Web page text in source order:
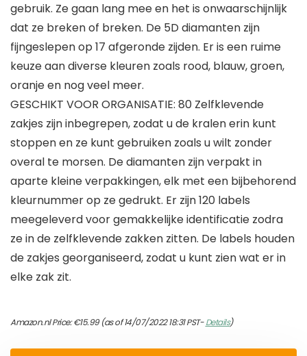
gebruik. Ze gaan lang mee en het is onwaarschijnlijk
dat ze breken of breken. De 5D diamanten zijn
fijngeslepen op 17 afgeronde zijden. Er is een ruime
keuze aan diverse kleuren zoals rood, blauw, groen,
oranje en nog veel meer.
GESCHIKT VOOR ORGANISATIE: 80 Zelfklevende
zakjes zijn inbegrepen, zodat u de kralen erin kunt
stoppen en ze kunt gebruiken zoals u wilt zonder
overal te morsen. De diamanten zijn verpakt in
aparte kleine verpakkingen, elk met een bijbehorend
kleurnummer op ze gedrukt. Er zijn 120 labels
meegeleverd voor gemakkelijke identificatie zodra
ze in de zelfklevende zakken zitten. De labels houden
de zakjes georganiseerd, zodat u kunt zien wat er in
elke zak zit.
Amazon.nl Price:€15.99(as of 14/07/2022 18:31 PST-Details)